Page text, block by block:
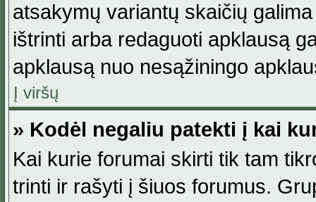
atsakymų variantų skaičių
ištrinti arba redaguoti apklausą
apklausą nuo nesąžiningo
Į viršų
» Kodėl negaliu patekti į kai
Kai kurie forumai skirti tik tam
trinti ir rašyti į šiuos forumus.